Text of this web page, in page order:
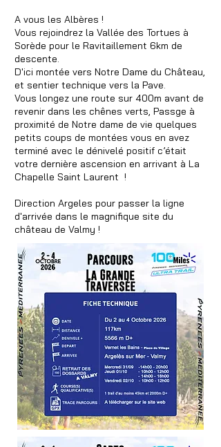
A vous les Albères !
Vous rejoindrez la Vallée des Tortues à
Sorède pour le Ravitaillement 6km de
descente.
D'ici montée vers Notre Dame du Château,
et sentier technique vers la Pave.
Vous longez une route sur 400m avant de
revenir dans les chênes verts, Passge à
proximité de Notre dame de vie quelques
petits coups de montées vous en avez
terminé avec le dénivelé positif c’était
votre dernière ascension en arrivant à La
Chapelle Saint Laurent !
Direction Argeles pour passer la ligne
d'arrivée dans le magnifique site du
château de Valmy !